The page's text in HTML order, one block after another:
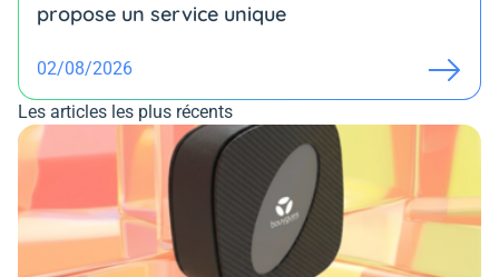
propose un service unique
02/08/2026
Les articles les plus récents